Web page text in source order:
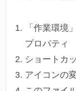
「作業環境
プロパティ
ショートカ
アイコンの